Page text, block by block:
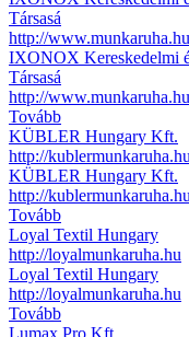
Társasá
http://www.munkaruha.hu
IXONOX Kereskedelmi
Társasá
http://www.munkaruha.hu
Tovább
KÜBLER Hungary Kft.
http://kublermunkaruha.hu
KÜBLER Hungary Kft.
http://kublermunkaruha.hu
Tovább
Loyal Textil Hungary
http://loyalmunkaruha.hu
Loyal Textil Hungary
http://loyalmunkaruha.hu
Tovább
Lumax Pro Kft